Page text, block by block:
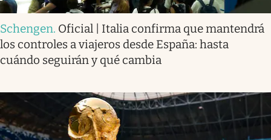
Schengen. Oficial | Italia confirma que mantendrá
los controles a viajeros desde España: hasta
cuándo seguirán y qué cambia